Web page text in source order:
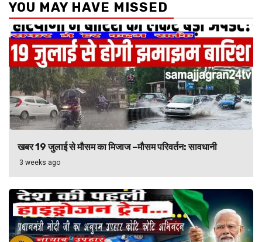
YOU MAY HAVE MISSED
खबर 19 जुलाई से मौसम का मिजाज –मौसम परिवर्तन: सावधानी
3 weeks ago